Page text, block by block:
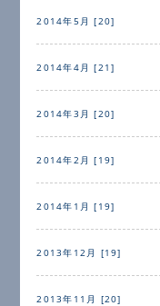
2014年5月 [20]
2014年4月 [21]
2014年3月 [20]
2014年2月 [19]
2014年1月 [19]
2013年12月 [19]
2013年11月 [20]